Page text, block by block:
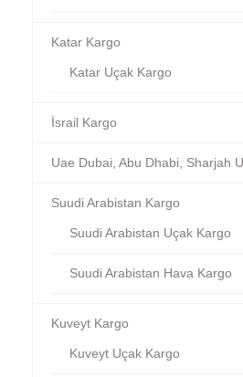
Katar Kargo
Katar Uçak Kargo
İsrail Kargo
Uae Dubai, Abu Dhabi, Sharjah
Suudi Arabistan Kargo
Suudi Arabistan Uçak Kargo
Suudi Arabistan Hava Kargo
Kuveyt Kargo
Kuveyt Uçak Kargo